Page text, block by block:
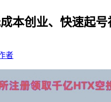
本创业、快速起号
者